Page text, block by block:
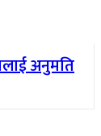
अनुमति